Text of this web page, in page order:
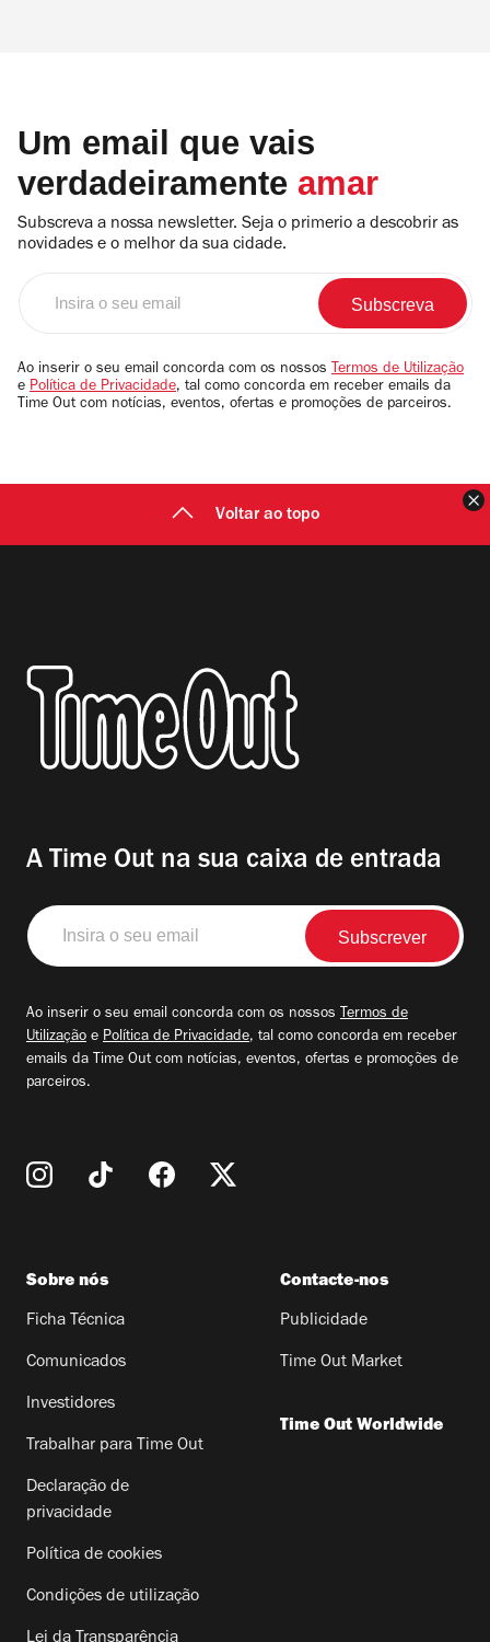
Um email que vais
verdadeiramente amar
Subscreva a nossa newsletter. Seja o primerio a descobrir as
novidades e o melhor da sua cidade.
email
Ao inserir o seu email concorda com os nossos Termos de Utilização
e Política de Privacidade, tal como concorda em receber emails da
Time Out com notícias, eventos, ofertas e promoções de parceiros.
Voltar ao topo
A Time Out na sua caixa de entrada
Insira
o
seu
Ao inserir o seu email concorda com os nossos Termos de
Utilização e Política de Privacidade, tal como concorda em receber
emails da Time Out com notícias, eventos, ofertas e promoções de
parceiros.
Sobre nós
Ficha Técnica
Comunicados
Investidores
Trabalhar para Time Out
Declaração de
privacidade
Política de cookies
Condições de utilização
Contacte-nos
Publicidade
Time Out Market
Time Out Worldwide